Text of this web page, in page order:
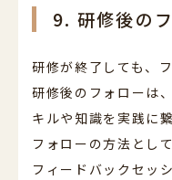
9. 研修後の
研修が終了しても、
研修後のフォローは
キルや知識を実践に
フォローの方法とし
フィードバックセッ